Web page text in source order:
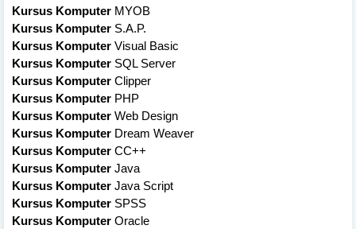
Kursus Komputer MYOB
Kursus Komputer S.A.P.
Kursus Komputer Visual Basic
Kursus Komputer SQL Server
Kursus Komputer Clipper
Kursus Komputer PHP
Kursus Komputer Web Design
Kursus Komputer Dream Weaver
Kursus Komputer CC++
Kursus Komputer Java
Kursus Komputer Java Script
Kursus Komputer SPSS
Kursus Komputer Oracle